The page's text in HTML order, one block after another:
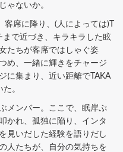
ゃないか。
席に降り、(人によっては)T
で近づき、キラキラした眩
たちが客席ではしゃぐ姿
め、一緒に輝きをチャージ
に集まり、近い距離でTAKA
。
メンバー。ここで、眠岸ぷ
かれ、孤独に陥り、インタ
見いだした経験を語りだし
人たちが、自分の気持ちを